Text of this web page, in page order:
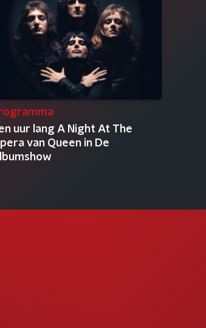
uur lang A Night At The
van Queen in De